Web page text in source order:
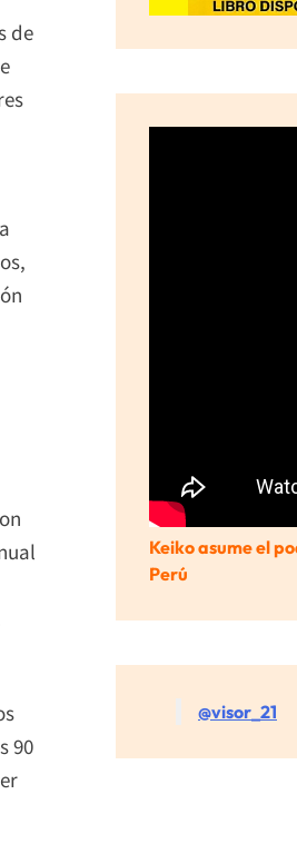
de
90
Keiko asume el
Perú
@visor_21